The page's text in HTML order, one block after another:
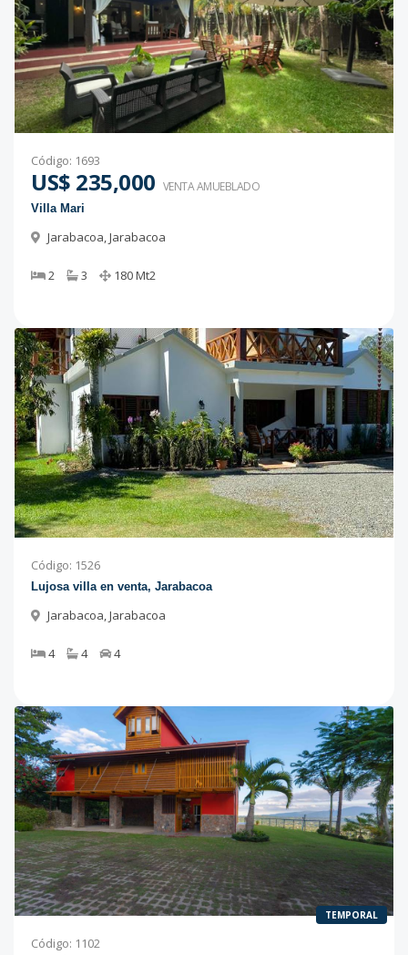
Código: 1693
US$ 235,000 VENTA AMUEBLADO
Villa Mari
Jarabacoa,Jarabacoa
2 3 180Mt2
Código: 1526
Lujosa villa en venta, Jarabacoa
Jarabacoa,Jarabacoa
4 4 4
TEMPORAL
Código: 1102